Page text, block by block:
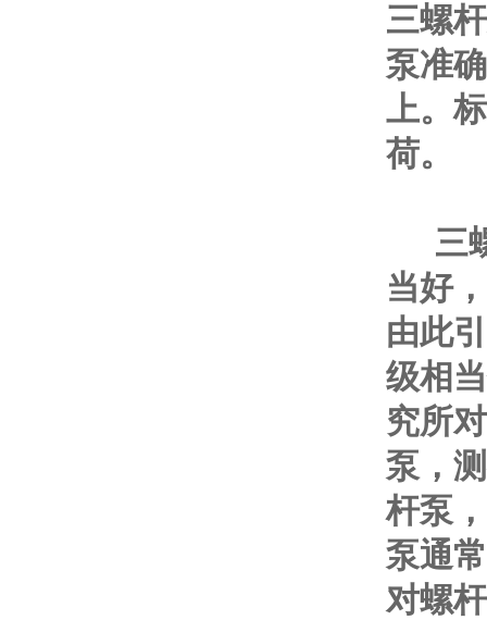
三螺
泵准
上。
荷。
三螺
当好
由此
级相
究所
泵，
杆泵
泵通
对螺